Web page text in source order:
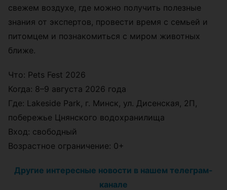
свежем воздухе, где можно получить полезные
знания от экспертов, провести время с семьей и
питомцем и познакомиться с миром животных
ближе.
Что: Pets Fest 2026
Когда: 8–9 августа 2026 года
Где: Lakeside Park, г. Минск, ул. Дисенская, 2П,
побережье Цнянского водохранилища
Вход: свободный
Возрастное ограничение: 0+
Другие интересные новости в нашем телеграм-
канале